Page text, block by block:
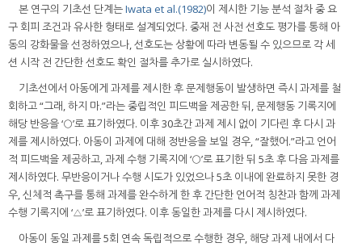
본 연구의 기초선 단계는Iwata et al.(1982)이 제시한 기능 분석 절차 중 요
구 회피 조건과 유사한 형태로 설계되었다. 중재 전 사전 선호도 평가를 통해 아
동의 강화물을 선정하였으나, 선호도는 상황에 따라 변동될 수 있으므로 각 세
션 시작 전 간단한 선호도 확인 절차를 추가로 실시하였다.
기초선에서 아동에게 과제를 제시한 후 문제행동이 발생하면 즉시 과제를 철
회하고 “그래, 하지 마.”라는 중립적인 피드백을 제공한 뒤, 문제행동 기록지에
해당 반응을 ‘○’로 표기하였다. 이후 30초간 과제 제시 없이 기다린 후 다시 과
제를 제시하였다. 아동이 과제에 대해 정반응을 보일 경우, “잘했어.”라고 언어
적 피드백을 제공하고, 과제 수행 기록지에 ‘○’로 표기한 뒤 5초 후 다음 과제를
제시하였다. 무반응이거나 수행 시도가 있었으나 5초 이내에 완료하지 못한 경
우, 신체적 촉구를 통해 과제를 완수하게 한 후 간단한 언어적 칭찬과 함께 과제
수행 기록지에 ‘△’로 표기하였다. 이후 동일한 과제를 다시 제시하였다.
아동이 동일 과제를 5회 연속 독립적으로 수행한 경우, 해당 과제 내에서 다